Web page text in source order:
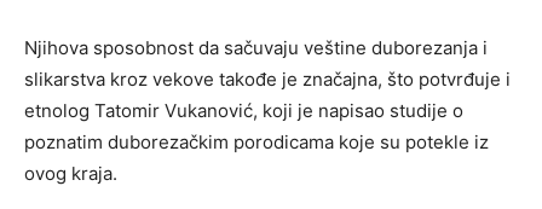
Njihova sposobnost da sačuvaju veštine duborezanja i
slikarstva kroz vekove takođe je značajna, što potvrđuje i
etnolog Tatomir Vukanović, koji je napisao studije o
poznatim duborezačkim porodicama koje su potekle iz
ovog kraja.